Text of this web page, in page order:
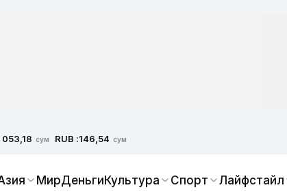
053,18 сум RUB :146,54 сум
МирДеньгиКультура Спорт Лайфстайл